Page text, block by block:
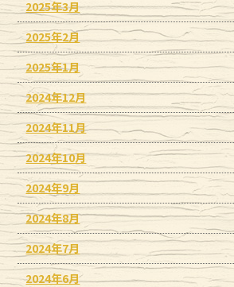
2025年3月
2025年2月
2025年1月
2024年12月
2024年11月
2024年10月
2024年9月
2024年8月
2024年7月
2024年6月